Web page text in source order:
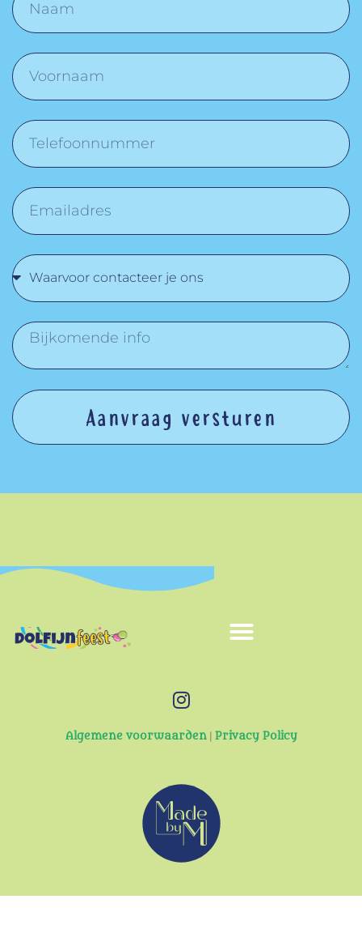
Aanvraag versturen
Algemene voorwaarden| Privacy Policy